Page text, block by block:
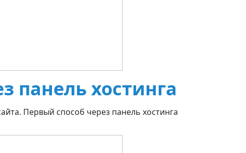
панель хостинга
Первый способ через панель хостинга